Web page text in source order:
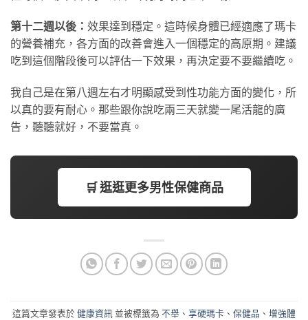
第十二週以後： 效果達到穩定。這時候身體已經適應了瑪卡
的營養補充，各方面的改善會進入一個穩定的高原期。建議
吃到這個階段後可以評估一下效果，再決定要不要繼續吃。
我自己是在第八週左右才明顯感受到性功能方面的變化，所
以真的要有耐心。那些跟你說吃兩三天就變一尾活龍的廣
告，聽聽就好，不要當真。
🛒 逛逛更多男性保健商品
這篇文章發表於健康資訊 並被標籤為 不舉 、 享硬瑪卡 、 保健品 、 增強體